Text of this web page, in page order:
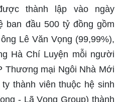
thành lập vào ngày
ban đầu 500 tỷ đồng gồm
Lê Văn Vọng (99,99%),
Hà Chí Luyện mỗi người
Thương mại Ngôi Nhà Mới
thành viên thuộc hệ sinh
- Lã Vọng Group) thành